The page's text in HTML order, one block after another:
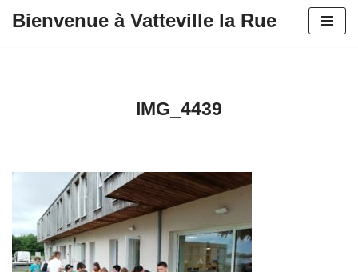
Bienvenue à Vatteville la Rue
IMG_4439